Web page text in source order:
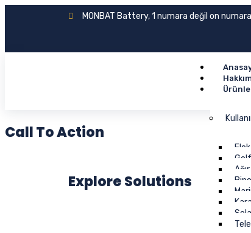
MONBAT Battery, 1 numara değil on
Call To Action
Explore Solutions